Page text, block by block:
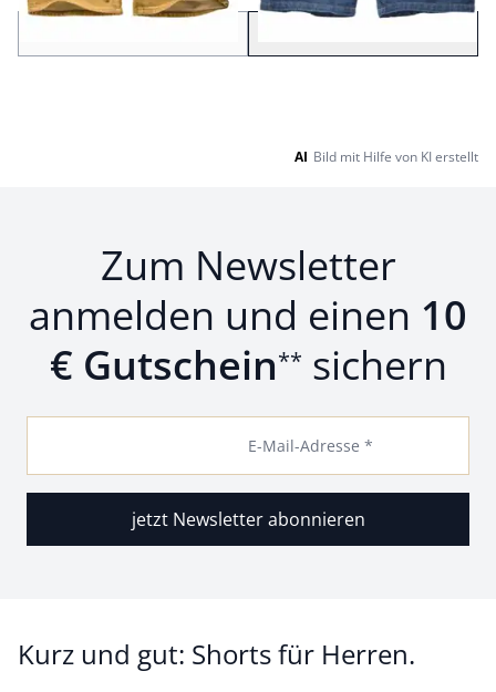
AI Bild mit Hilfe von KI erstellt
Zum Newsletter
anmelden und einen 10
€ Gutschein** sichern
E-Mail-Adresse *
jetzt Newsletter abonnieren
Kurz und gut: Shorts für Herren.